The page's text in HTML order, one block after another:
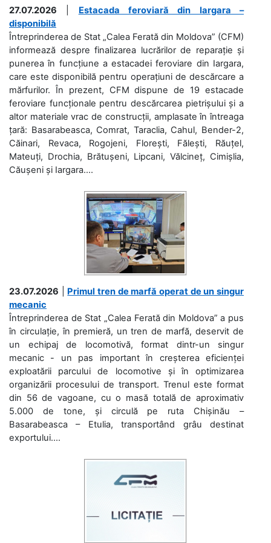
27.07.2026
Estacada feroviară din Iargara –
disponibilă
Întreprinderea de Stat „Calea Ferată din Moldova” (CFM)
informează despre finalizarea lucrărilor de reparație și
punerea în funcțiune a estacadei feroviare din Iargara,
care este disponibilă pentru operațiuni de descărcare a
mărfurilor. În prezent, CFM dispune de 19 estacade
feroviare funcționale pentru descărcarea pietrișului și a
altor materiale vrac de construcții, amplasate în întreaga
țară: Basarabeasca, Comrat, Taraclia, Cahul, Bender-2,
Căinari, Revaca, Rogojeni, Florești, Fălești, Răuțel,
Mateuți, Drochia, Brătușeni, Lipcani, Vălcineț, Cimișlia,
Căușeni și Iargara....
23.07.2026
Primul tren de marfă operat de un singur
mecanic
Întreprinderea de Stat „Calea Ferată din Moldova” a pus
în circulație, în premieră, un tren de marfă, deservit de
un echipaj de locomotivă, format dintr-un singur
mecanic - un pas important în creșterea eficienței
exploatării parcului de locomotive și în optimizarea
organizării procesului de transport. Trenul este format
din 56 de vagoane, cu o masă totală de aproximativ
5.000 de tone, și circulă pe ruta Chișinău –
Basarabeasca – Etulia, transportând grâu destinat
exportului....